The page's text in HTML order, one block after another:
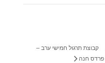
קבוצת תרגול חמישי ערב –
פרדס חנה